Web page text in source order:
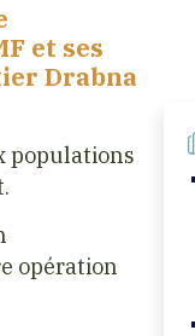
et ses
Drabna
populations
opération